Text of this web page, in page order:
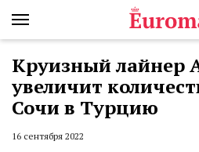
Круизный лайнер
увеличит
Сочи в Турцию
16 сентября 2022